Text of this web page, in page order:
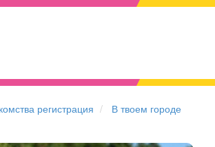
регистрация В твоем городе